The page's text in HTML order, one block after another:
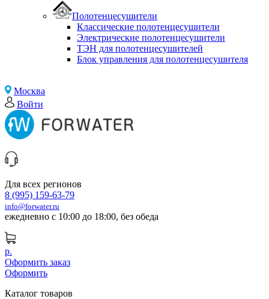
Полотенцесушители
Классические полотенцесушители
Электрические полотенцесушители
ТЭН для полотенцесушителей
Блок управления для полотенцесушителя
Москва
Войти
Для всех регионов
8 (995) 159-63-79
info@forwater.ru
ежедневно с 10:00 до 18:00, без обеда
р.
Оформить заказ
Оформить
Каталог товаров